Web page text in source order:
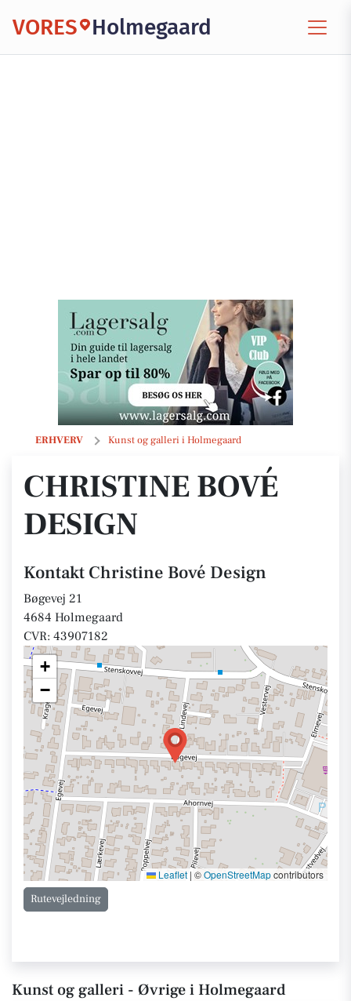
VORES Holmegaard
ERHVERV Kunst og galleri i Holmegaard
Christine Bové Design
CHRISTINE BOVÉ
DESIGN
Kontakt Christine Bové Design
Bøgevej 21
4684 Holmegaard
CVR: 43907182
+
−
Leaflet | ©OpenStreetMapcontributors
Rutevejledning
Kunst og galleri - Øvrige i Holmegaard